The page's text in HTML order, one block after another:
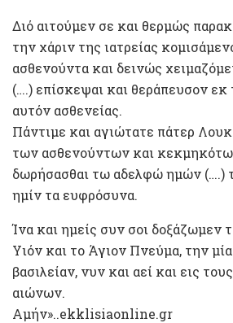
Διό αιτούμεν σε και θερμώς
την χάριν της ιατρείας
ασθενούντα και δεινώς
(….) επίσκεψαι και θεράπευσον
αυτόν ασθενείας.
Πάντιμε και αγιώτατε πάτερ
των ασθενούντων και
δωρήσασθαι τω αδελφώ ημών (….)
ημίν τα ευφρόσυνα.
Ίνα και ημείς συν σοι δοξάζωμεν
Υιόν και το Άγιον Πνεύμα, την
βασιλείαν, νυν και αεί και εις
αιώνων.
Αμήν»..ekklisiaonline.gr